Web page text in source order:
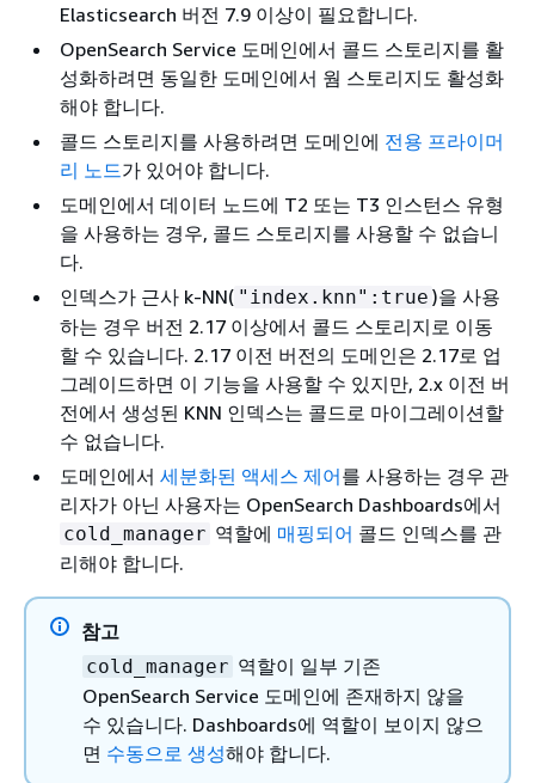
Elasticsearch 버전 7.9 이상이 필요합니다.
OpenSearch Service 도메인에서 콜드 스토리지를 활
성화하려면 동일한 도메인에서 웜 스토리지도 활성화
해야 합니다.
콜드 스토리지를 사용하려면 도메인에 전용 프라이머
리 노드가 있어야 합니다.
도메인에서 데이터 노드에 T2 또는 T3 인스턴스 유형
을 사용하는 경우, 콜드 스토리지를 사용할 수 없습니
다.
인덱스가 근사 k-NN( "index.knn":true )을 사용
하는 경우 버전 2.17 이상에서 콜드 스토리지로 이동
할 수 있습니다. 2.17 이전 버전의 도메인은 2.17로 업
그레이드하면 이 기능을 사용할 수 있지만, 2.x 이전 버
전에서 생성된 KNN 인덱스는 콜드로 마이그레이션할
수 없습니다.
도메인에서 세분화된 액세스 제어를 사용하는 경우 관
리자가 아닌 사용자는 OpenSearch Dashboards에서
cold_manager 역할에 매핑되어 콜드 인덱스를 관
리해야 합니다.
참고
cold_manager 역할이 일부 기존
OpenSearch Service 도메인에 존재하지 않을
수 있습니다. Dashboards에 역할이 보이지 않으
면 수동으로 생성해야 합니다.